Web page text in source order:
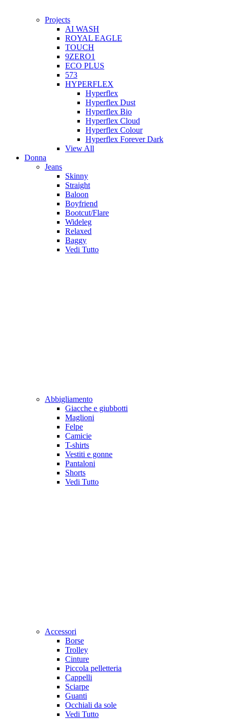
Projects
AI WASH
ROYAL EAGLE
TOUCH
9ZERO1
ECO PLUS
573
HYPERFLEX
Hyperflex
Hyperflex Dust
Hyperflex Bio
Hyperflex Cloud
Hyperflex Colour
Hyperflex Forever Dark
View All
Donna
Jeans
Skinny
Straight
Baloon
Boyfriend
Bootcut/Flare
Wideleg
Relaxed
Baggy
Vedi Tutto
Abbigliamento
Giacche e giubbotti
Maglioni
Felpe
Camicie
T-shirts
Vestiti e gonne
Pantaloni
Shorts
Vedi Tutto
Accessori
Borse
Trolley
Cinture
Piccola pelletteria
Cappelli
Sciarpe
Guanti
Occhiali da sole
Vedi Tutto